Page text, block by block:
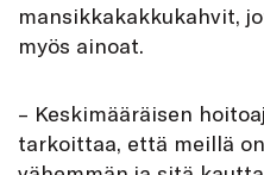
mansikkakakkukahvit,
myös ainoat.
– Keskimääräisen
tarkoittaa, että meillä